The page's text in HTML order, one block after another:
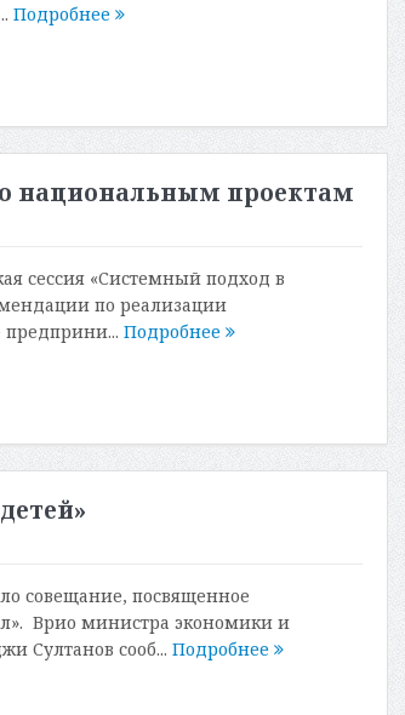
Подробнее
национальным проектам
сессия «Системный подход в
по реализации
предприни... Подробнее
совещание, посвященное
Врио министра экономики и
Султанов сооб... Подробнее